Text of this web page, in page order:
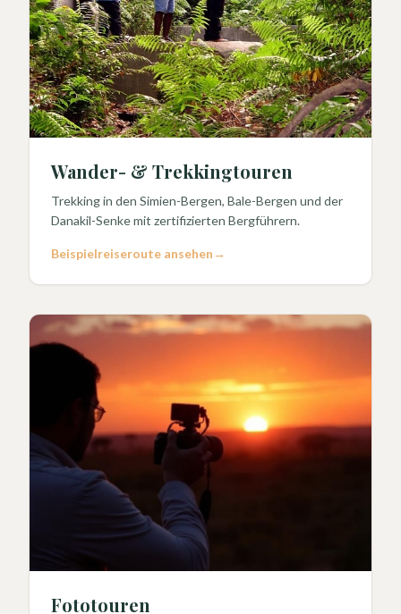
Wander- & Trekkingtouren
Trekking in den Simien-Bergen, Bale-Bergen und der
Danakil-Senke mit zertifizierten Bergführern.
Beispielreiseroute ansehen →
Fototouren